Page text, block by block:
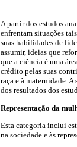
A partir dos estudos
enfrentam situações
suas habilidades de
assumir, ideias que
que a ciência é uma
crédito pelas suas
raça e à maternidade.
dos resultados dos
Representação da
Esta categoria inclui
na sociedade e às